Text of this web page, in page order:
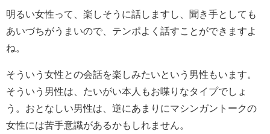
明るい女性って、楽しそうに話しますし、聞き手としても
あいづちがうまいので、テンポよく話すことができますよ
ね。
そういう女性との会話を楽しみたいという男性もいます。
そういう男性は、たいがい本人もお喋りなタイプでしょ
う。おとなしい男性は、逆にあまりにマシンガントークの
女性には苦手意識があるかもしれません。